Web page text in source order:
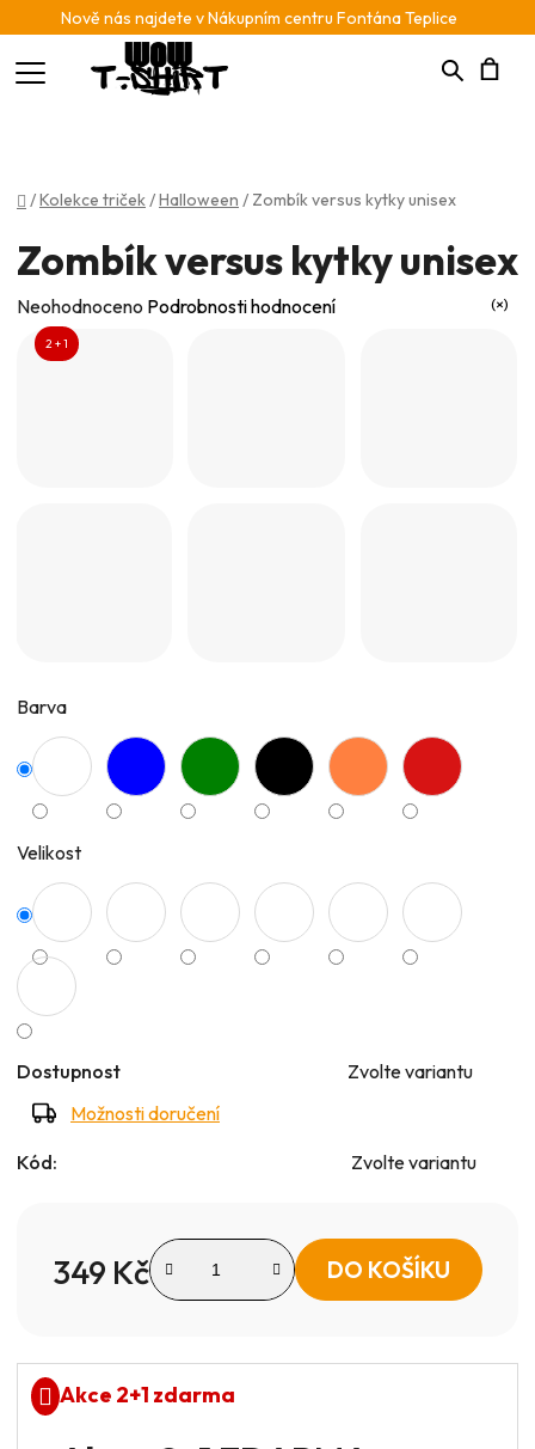
Nově nás najdete v Nákupním centru Fontána Teplice
Hledat
Domů
/Kolekce triček/Halloween / Zombík versus kytky unisex
Barva
Velikost
Dostupnost
Zvolte variantu
Možnosti doručení
Kód: Zvolte variantu
349 Kč DO KOŠÍKU
Akce 2+1 zdarma
Zombík versus kytky unisex
Průměrné
hodnocení
produktu
Neohodnoceno Podrobnosti hodnocení
2 + 1